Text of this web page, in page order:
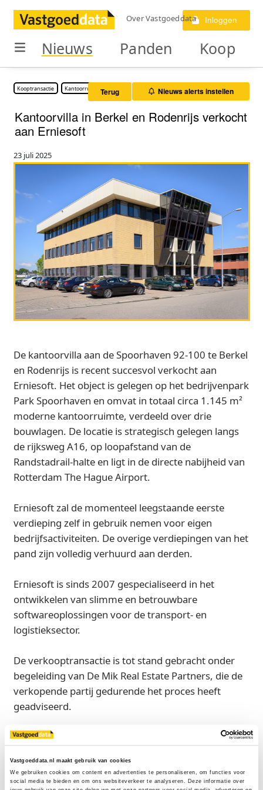
Vastgoeddata.nl maakt gebruik van cookies
We gebruiken cookies om content en advertenties te personaliseren, om functies voor
social media te bieden en om ons websiteverkeer te analyseren. Deze informatie over
Over Vastgoeddata Inloggen
Nieuws Panden Koop
Kooptransactie KantoorruimteTerug Nieuws alerts instellen
Kantoorvilla in Berkel en Rodenrijs verkocht
aan Erniesoft
23 juli 2025
De kantoorvilla aan de Spoorhaven 92-100 te Berkel
en Rodenrijs is recent succesvol verkocht aan
Erniesoft. Het object is gelegen op het bedrijvenpark
Park Spoorhaven en omvat in totaal circa 1.145 m²
moderne kantoorruimte, verdeeld over drie
bouwlagen. De locatie is strategisch gelegen langs
de rijksweg A16, op loopafstand van de
Randstadrail-halte en ligt in de directe nabijheid van
Rotterdam The Hague Airport.
Erniesoft zal de momenteel leegstaande eerste
verdieping zelf in gebruik nemen voor eigen
bedrijfsactiviteiten. De overige verdiepingen van het
pand zijn volledig verhuurd aan derden.
Erniesoft is sinds 2007 gespecialiseerd in het
ontwikkelen van slimme en betrouwbare
softwareoplossingen voor de transport- en
logistieksector.
De verkooptransactie is tot stand gebracht onder
begeleiding van De Mik Real Estate Partners, die de
verkopende partij gedurende het proces heeft
geadviseerd.
Bron
De Mik Real Estate Partners